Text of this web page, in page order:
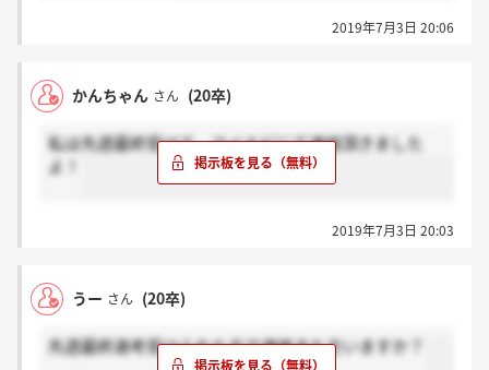
2019年7月3日 20:06
かんちゃん さん (20卒)
私は先週最終受けて、マイナビにて連絡頂きました
よ！
2019年7月3日 20:03
うー さん (20卒)
先週最終選考受けられた方で連絡きた方いますか？